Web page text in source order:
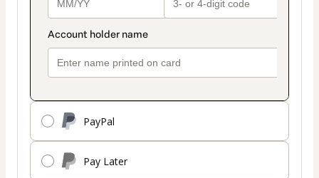
PayPal
Pay Later